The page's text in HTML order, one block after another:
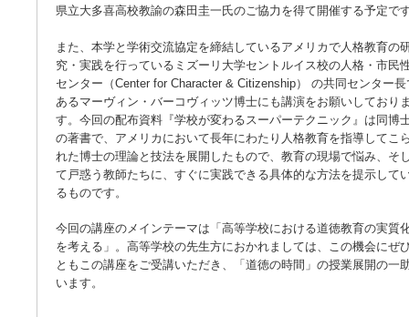
県立大多喜高校教諭の森田圭一氏のご協力を得て開催する予定で
また、本学と学術交流協定を締結しているアメリカで人格教育の
究・実践を行っているミズーリ大学セントルイス校の人格・市民
センター（Center for Character & Citizenship） の共同センター長
あるマーヴィン・バーコヴィッツ博士にも講演をお願いしており
す。今回の配布資料『学校が変わるスーパーテクニック』は同博
の著書で、アメリカにおいて長年にわたり人格教育を指導してこ
れた博士の理論と技法を展開したもので、教育の現場で悩み、そ
て戸惑う教師たちに、すぐに実践できる具体的な方法を提示して
るものです。
今回の講座のメインテーマは「高等学校における道徳教育の実質
を考える」。高等学校の先生方におかれましては、この機会にぜ
ともこの講座をご受講いただき、「道徳の時間」の授業展開の一
います。